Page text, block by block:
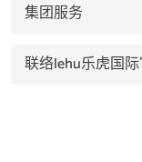
集团服务
联络lehu乐虎国